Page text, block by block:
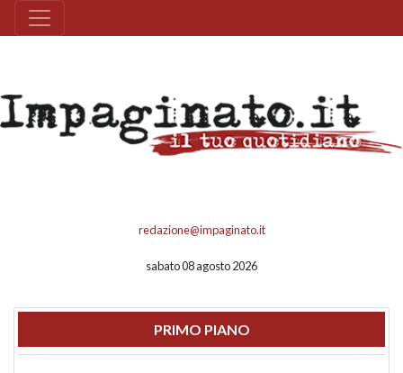
redazione@impaginato.it
sabato 08 agosto 2026
PRIMO PIANO